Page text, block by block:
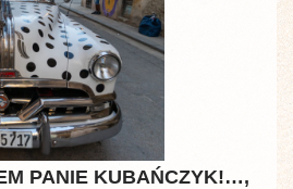
PANIE KUBAŃCZYK!…,